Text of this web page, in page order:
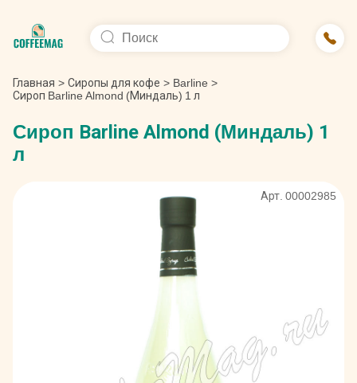
Главная > Сиропы для кофе > Barline >
Сироп Barline Almond (Миндаль) 1 л
Сироп Barline Almond (Миндаль) 1
л
Арт. 00002985